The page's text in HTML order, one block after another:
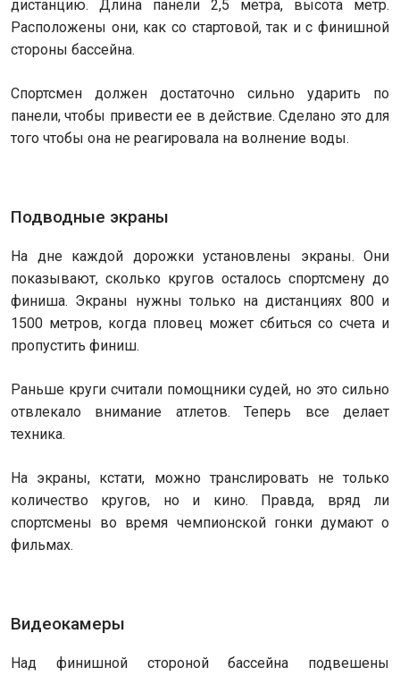
дистанцию. Длина панели 2,5 метра, высота метр.
Расположены они, как со стартовой, так и с финишной
стороны бассейна.
Спортсмен должен достаточно сильно ударить по
панели, чтобы привести ее в действие. Сделано это для
того чтобы она не реагировала на волнение воды.
Подводные экраны
На дне каждой дорожки установлены экраны. Они
показывают, сколько кругов осталось спортсмену до
финиша. Экраны нужны только на дистанциях 800 и
1500 метров, когда пловец может сбиться со счета и
пропустить финиш.
Раньше круги считали помощники судей, но это сильно
отвлекало внимание атлетов. Теперь все делает
техника.
На экраны, кстати, можно транслировать не только
количество кругов, но и кино. Правда, вряд ли
спортсмены во время чемпионской гонки думают о
фильмах.
Видеокамеры
Над финишной стороной бассейна подвешены